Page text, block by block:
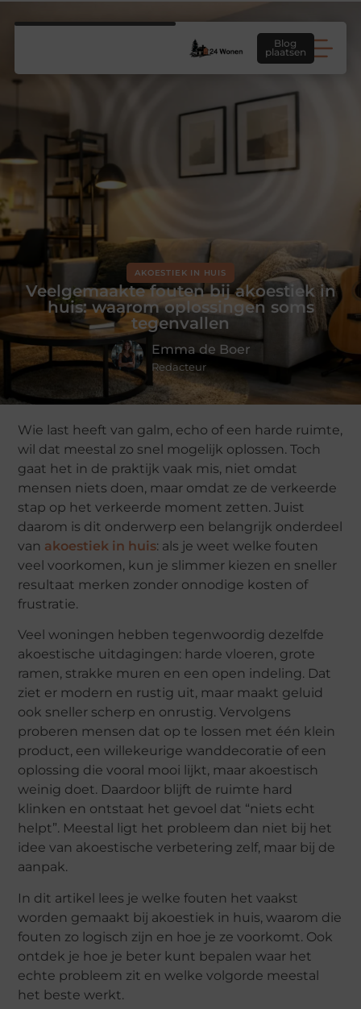
Blog
plaatsen
AKOESTIEK IN HUIS
Veelgemaakte fouten bij akoestiek in
huis: waarom oplossingen soms
tegenvallen
Emma de Boer
Redacteur
Wie last heeft van galm, echo of een harde ruimte,
wil dat meestal zo snel mogelijk oplossen. Toch
gaat het in de praktijk vaak mis, niet omdat
mensen niets doen, maar omdat ze de verkeerde
stap op het verkeerde moment zetten. Juist
daarom is dit onderwerp een belangrijk onderdeel
van akoestiek in huis: als je weet welke fouten
veel voorkomen, kun je slimmer kiezen en sneller
resultaat merken zonder onnodige kosten of
frustratie.
Veel woningen hebben tegenwoordig dezelfde
akoestische uitdagingen: harde vloeren, grote
ramen, strakke muren en een open indeling. Dat
ziet er modern en rustig uit, maar maakt geluid
ook sneller scherp en onrustig. Vervolgens
proberen mensen dat op te lossen met één klein
product, een willekeurige wanddecoratie of een
oplossing die vooral mooi lijkt, maar akoestisch
weinig doet. Daardoor blijft de ruimte hard
klinken en ontstaat het gevoel dat “niets echt
helpt”. Meestal ligt het probleem dan niet bij het
idee van akoestische verbetering zelf, maar bij de
aanpak.
In dit artikel lees je welke fouten het vaakst
worden gemaakt bij akoestiek in huis, waarom die
fouten zo logisch zijn en hoe je ze voorkomt. Ook
ontdek je hoe je beter kunt bepalen waar het
echte probleem zit en welke volgorde meestal
het beste werkt.